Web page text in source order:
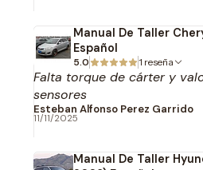
Manual De Taller
Español
5.0 1 reseña
Falta torque de cárter y
sensores
Esteban Alfonso Perez Garrido
11/11/2025
Manual De Taller